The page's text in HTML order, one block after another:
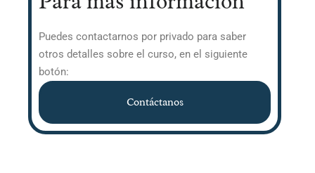
Puedes contactarnos por privado para saber
otros detalles sobre el curso, en el siguiente
botón:
Contáctanos